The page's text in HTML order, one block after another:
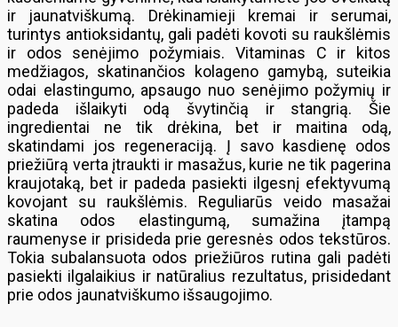
ir jaunatviškumą. Drėkinamieji kremai ir serumai,
turintys antioksidantų, gali padėti kovoti su raukšlėmis
ir odos senėjimo požymiais. Vitaminas C ir kitos
medžiagos, skatinančios kolageno gamybą, suteikia
odai elastingumo, apsaugo nuo senėjimo požymių ir
padeda išlaikyti odą švytinčią ir stangrią. Šie
ingredientai ne tik drėkina, bet ir maitina odą,
skatindami jos regeneraciją. Į savo kasdienę odos
priežiūrą verta įtraukti ir masažus, kurie ne tik pagerina
kraujotaką, bet ir padeda pasiekti ilgesnį efektyvumą
kovojant su raukšlėmis. Reguliarūs veido masažai
skatina odos elastingumą, sumažina įtampą
raumenyse ir prisideda prie geresnės odos tekstūros.
Tokia subalansuota odos priežiūros rutina gali padėti
pasiekti ilgalaikius ir natūralius rezultatus, prisidedant
prie odos jaunatviškumo išsaugojimo.